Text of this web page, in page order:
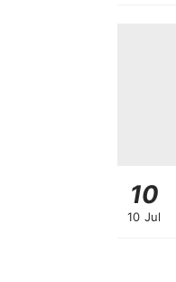
10
10 Jul